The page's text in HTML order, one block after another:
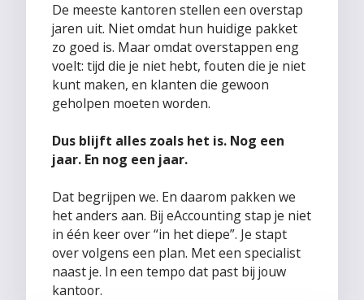
De meeste kantoren stellen een overstap
jaren uit. Niet omdat hun huidige pakket
zo goed is. Maar omdat overstappen eng
voelt: tijd die je niet hebt, fouten die je niet
kunt maken, en klanten die gewoon
geholpen moeten worden.
Dus blijft alles zoals het is. Nog een
jaar. En nog een jaar.
Dat begrijpen we. En daarom pakken we
het anders aan. Bij eAccounting stap je niet
in één keer over “in het diepe”. Je stapt
over volgens een plan. Met een specialist
naast je. In een tempo dat past bij jouw
kantoor.